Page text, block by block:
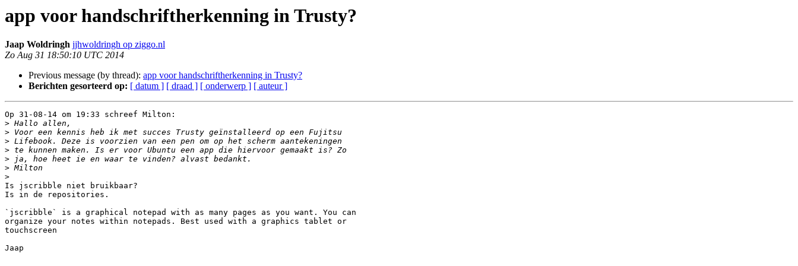
app voor handschriftherkenning in Trusty?
Jaap Woldringh jjhwoldringh op ziggo.nl
Zo Aug 31 18:50:10 UTC 2014
Previous message (by thread): app voor handschriftherkenning in Trusty?
Berichten gesorteerd op: [ datum ] [ draad ] [ onderwerp ] [ auteur ]
Op 31-08-14 om 19:33 schreef Milton:
>
>
>
>
>
>
>
Is jscribble niet bruikbaar?
Is in de repositories.
`jscribble` is a graphical notepad with as many pages as you want. You can
organize your notes within notepads. Best used with a graphics tablet or
touchscreen
Jaap